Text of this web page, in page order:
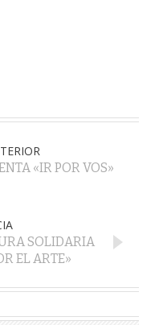
«IR POR VOS»
SOLIDARIA
EL ARTE»